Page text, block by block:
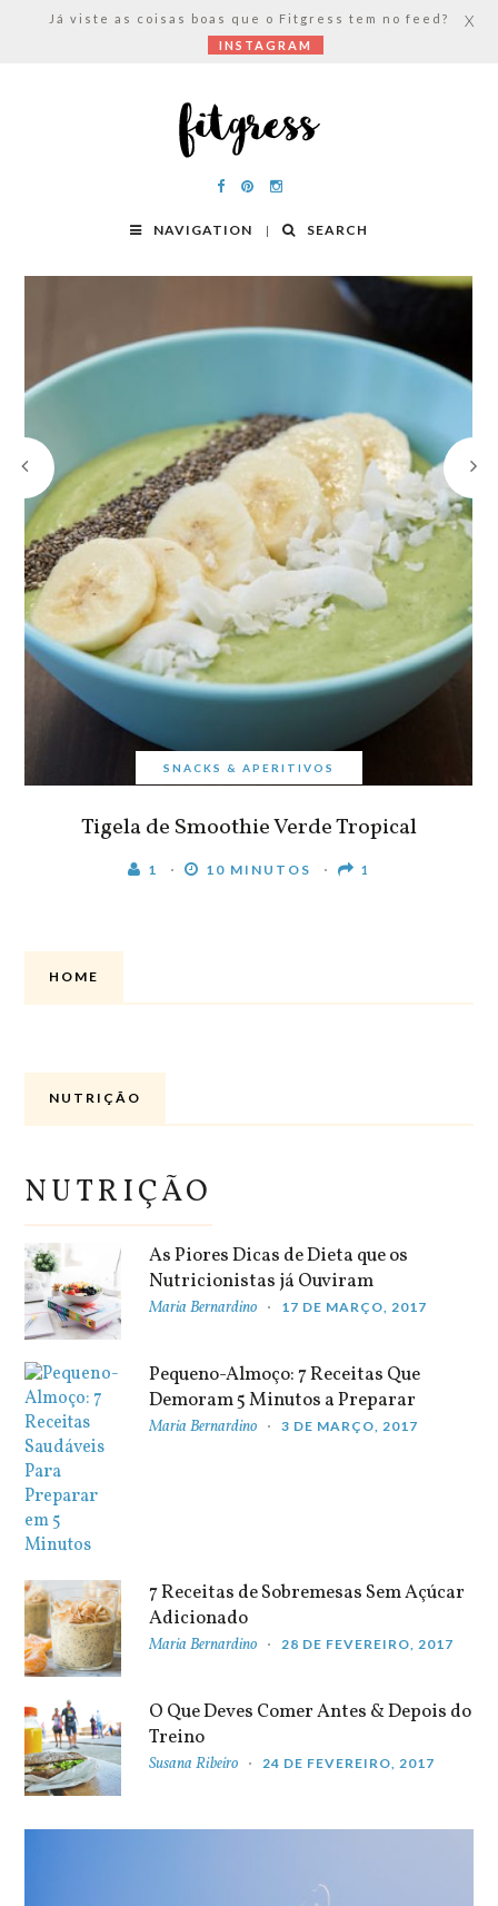
NAVIGATION SEARCH
SNACKS & APERITIVOS
Tigela de Smoothie Verde Tropical
1 10 MINUTOS 1
HOME
NUTRIÇÃO
NUTRIÇÃO
As Piores Dicas de Dieta que os
Nutricionistas já Ouviram
Maria Bernardino 17 DE MARÇO, 2017
Pequeno-Almoço: 7 Receitas Que
Demoram 5 Minutos a Preparar
Maria Bernardino 3 DE MARÇO, 2017
7 Receitas de Sobremesas Sem Açúcar
Adicionado
Maria Bernardino 28 DE FEVEREIRO, 2017
O Que Deves Comer Antes & Depois do
Treino
Susana Ribeiro 24 DE FEVEREIRO, 2017
Já viste as coisas boas que o Fitgress tem no feed?
INSTAGRAM
X